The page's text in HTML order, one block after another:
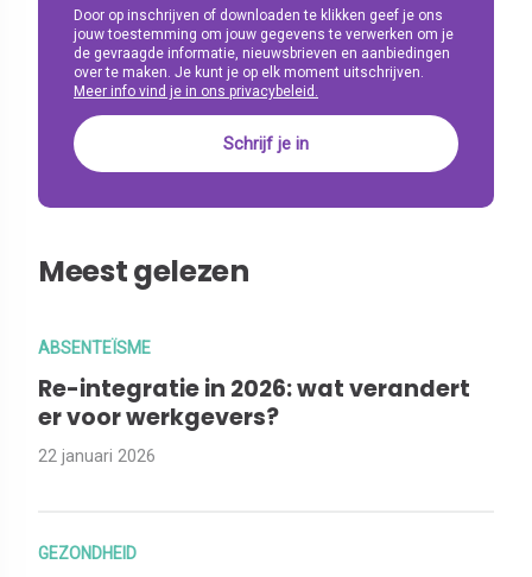
Door op inschrijven of downloaden te klikken geef je ons
jouw toestemming om jouw gegevens te verwerken om je
de gevraagde informatie, nieuwsbrieven en aanbiedingen
over te maken. Je kunt je op elk moment uitschrijven.
Meer info vind je in ons privacybeleid.
Meest gelezen
ABSENTEÏSME
Re-integratie in 2026: wat verandert
er voor werkgevers?
22 januari 2026
GEZONDHEID